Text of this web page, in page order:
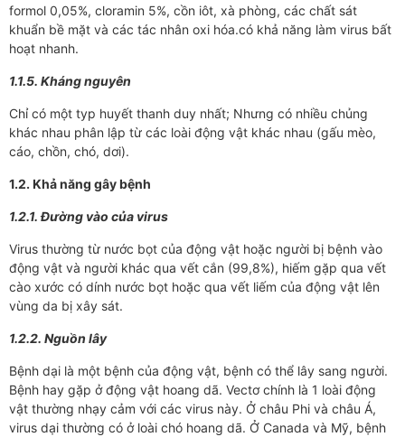
formol 0,05%, cloramin 5%, cồn iôt, xà phòng, các chất sát
khuẩn bề mặt và các tác nhân oxi hóa.có khả năng làm virus bất
hoạt nhanh.
1.1.5. Kháng nguyên
Chỉ có một typ huyết thanh duy nhất; Nhưng có nhiều chủng
khác nhau phân lập từ các loài động vật khác nhau (gấu mèo,
cáo, chồn, chó, dơi).
1.2. Khả năng gây bệnh
1.2.1. Đường vào của virus
Virus thường từ nước bọt của động vật hoặc người bị bệnh vào
động vật và người khác qua vết cắn (99,8%), hiếm gặp qua vết
cào xước có dính nước bọt hoặc qua vết liếm của động vật lên
vùng da bị xây sát.
1.2.2. Nguồn lây
Bệnh dại là một bệnh của động vật, bệnh có thể lây sang người.
Bệnh hay gặp ở động vật hoang dã. Vectơ chính là 1 loài động
vật thường nhạy cảm với các virus này. Ở châu Phi và châu Á,
virus dại thường có ở loài chó hoang dã. Ở Canada và Mỹ, bệnh